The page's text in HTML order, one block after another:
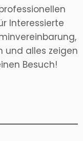
Interessierte
und alles zeigen
Besuch!